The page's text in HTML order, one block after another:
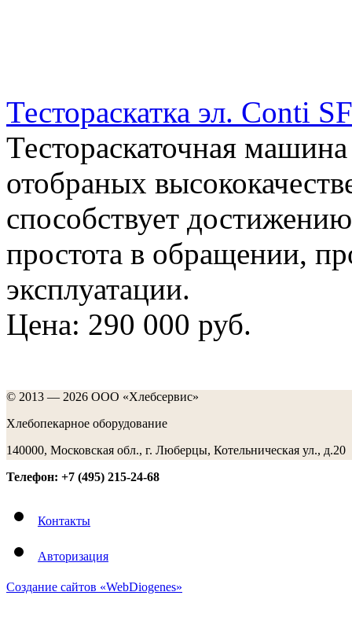
Тестораскатка эл. Conti
Тестораскаточная
отобраных
способствует
простота в обращении,
эксплуатации.
Цена: 290 000 руб.
© 2013 — 2026 ООО «Хлебсервис»
Хлебопекарное оборудование
140000, Московская обл., г. Люберцы, Котельническая ул., д.20
Телефон: +7 (495) 215-24-68
Контакты
Авторизация
Создание сайтов «WebDiogenes»